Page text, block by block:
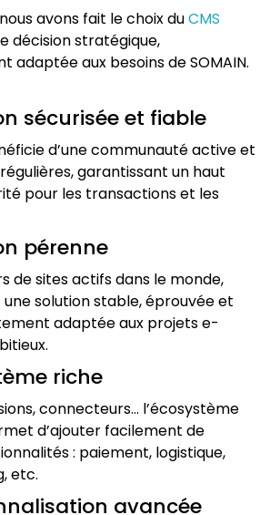
avons fait le choix duCMS
décision stratégique,
adaptée aux besoins de SOMAIN.
sécurisée et fiable
d’une communauté active et
garantissant un haut
pour les transactions et les
pérenne
de sites actifs dans le monde,
solution stable, éprouvée et
adaptée aux projets e-
riche
connecteurs… l’écosystème
d’ajouter facilement de
: paiement, logistique,
etc.
avancée